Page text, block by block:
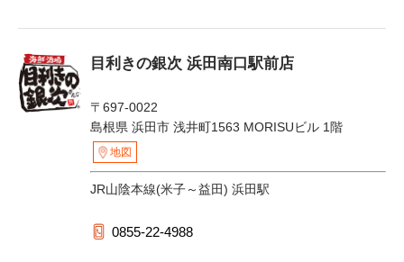
目利きの銀次 浜田南口駅前店
〒697-0022
島根県 浜田市 浅井町1563 MORISUビル 1階
地図
JR山陰本線(米子～益田) 浜田駅
0855-22-4988